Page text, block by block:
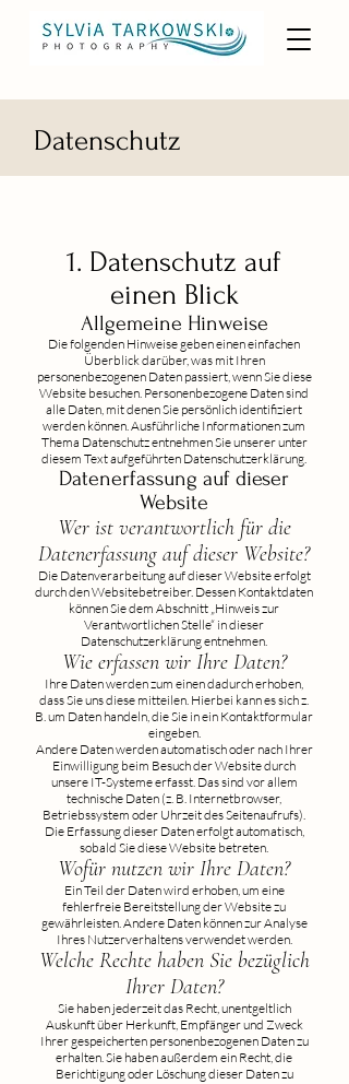
Datenschutz
1. Datenschutz auf
einen Blick
Allgemeine Hinweise
Die folgenden Hinweise geben einen einfachen
Überblick darüber, was mit Ihren
personenbezogenen Daten passiert, wenn Sie diese
Website besuchen. Personenbezogene Daten sind
alle Daten, mit denen Sie persönlich identifiziert
werden können. Ausführliche Informationen zum
Thema Datenschutz entnehmen Sie unserer unter
diesem Text aufgeführten Datenschutzerklärung.
Datenerfassung auf dieser
Website
Wer ist verantwortlich für die
Datenerfassung auf dieser Website?
Die Datenverarbeitung auf dieser Website erfolgt
durch den Websitebetreiber. Dessen Kontaktdaten
können Sie dem Abschnitt „Hinweis zur
Verantwortlichen Stelle“ in dieser
Datenschutzerklärung entnehmen.
Wie erfassen wir Ihre Daten?
Ihre Daten werden zum einen dadurch erhoben,
dass Sie uns diese mitteilen. Hierbei kann es sich z.
B. um Daten handeln, die Sie in ein Kontaktformular
eingeben.
Andere Daten werden automatisch oder nach Ihrer
Einwilligung beim Besuch der Website durch
unsere IT-Systeme erfasst. Das sind vor allem
technische Daten (z. B. Internetbrowser,
Betriebssystem oder Uhrzeit des Seitenaufrufs).
Die Erfassung dieser Daten erfolgt automatisch,
sobald Sie diese Website betreten.
Wofür nutzen wir Ihre Daten?
Ein Teil der Daten wird erhoben, um eine
fehlerfreie Bereitstellung der Website zu
gewährleisten. Andere Daten können zur Analyse
Ihres Nutzerverhaltens verwendet werden.
Welche Rechte haben Sie bezüglich
Ihrer Daten?
Sie haben jederzeit das Recht, unentgeltlich
Auskunft über Herkunft, Empfänger und Zweck
Ihrer gespeicherten personenbezogenen Daten zu
erhalten. Sie haben außerdem ein Recht, die
Berichtigung oder Löschung dieser Daten zu